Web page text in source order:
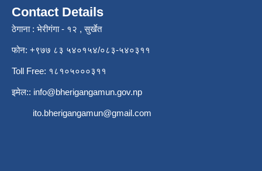
Contact Details
ठेगाना : भेरीगंगा - १२ , सुर्खेत
फोन: +९७७ ८३ ५४०१५४/०८३-५४०३११
Toll Free: १८१०५०००३११
इमेल:: info@bherigangamun.gov.np
ito.bherigangamun@gmail.com